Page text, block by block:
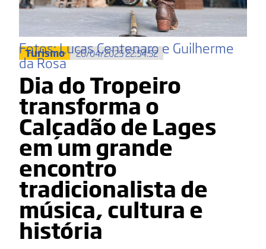
Fotos: Lucas Centenaro e Guilherme
da Rosa
Turismo 26/04/2025 22:54:52
Dia do Tropeiro
transforma o
Calçadão de Lages
em um grande
encontro
tradicionalista de
música, cultura e
história